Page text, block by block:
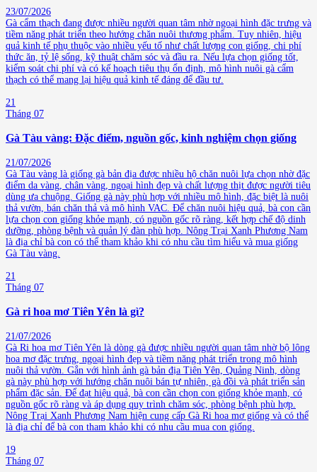
23/07/2026
Gà cẩm thạch đang được nhiều người quan tâm nhờ ngoại hình đặc trưng và
tiềm năng phát triển theo hướng chăn nuôi thương phẩm. Tuy nhiên, hiệu
quả kinh tế phụ thuộc vào nhiều yếu tố như chất lượng con giống, chi phí
thức ăn, tỷ lệ sống, kỹ thuật chăm sóc và đầu ra. Nếu lựa chọn giống tốt,
kiểm soát chi phí và có kế hoạch tiêu thụ ổn định, mô hình nuôi gà cẩm
thạch có thể mang lại hiệu quả kinh tế đáng để đầu tư.
21
Tháng 07
Gà Tàu vàng: Đặc điểm, nguồn gốc, kinh nghiệm chọn giống
21/07/2026
Gà Tàu vàng là giống gà bản địa được nhiều hộ chăn nuôi lựa chọn nhờ đặc
điểm da vàng, chân vàng, ngoại hình đẹp và chất lượng thịt được người tiêu
dùng ưa chuộng. Giống gà này phù hợp với nhiều mô hình, đặc biệt là nuôi
thả vườn, bán chăn thả và mô hình VAC. Để chăn nuôi hiệu quả, bà con cần
lựa chọn con giống khỏe mạnh, có nguồn gốc rõ ràng, kết hợp chế độ dinh
dưỡng, phòng bệnh và quản lý đàn phù hợp. Nông Trại Xanh Phương Nam
là địa chỉ bà con có thể tham khảo khi có nhu cầu tìm hiểu và mua giống
Gà Tàu vàng.
21
Tháng 07
Gà ri hoa mơ Tiên Yên là gì?
21/07/2026
Gà Ri hoa mơ Tiên Yên là dòng gà được nhiều người quan tâm nhờ bộ lông
hoa mơ đặc trưng, ngoại hình đẹp và tiềm năng phát triển trong mô hình
nuôi thả vườn. Gắn với hình ảnh gà bản địa Tiên Yên, Quảng Ninh, dòng
gà này phù hợp với hướng chăn nuôi bán tự nhiên, gà đồi và phát triển sản
phẩm đặc sản. Để đạt hiệu quả, bà con cần chọn con giống khỏe mạnh, có
nguồn gốc rõ ràng và áp dụng quy trình chăm sóc, phòng bệnh phù hợp.
Nông Trại Xanh Phương Nam hiện cung cấp Gà Ri hoa mơ giống và có thể
là địa chỉ để bà con tham khảo khi có nhu cầu mua con giống.
19
Tháng 07